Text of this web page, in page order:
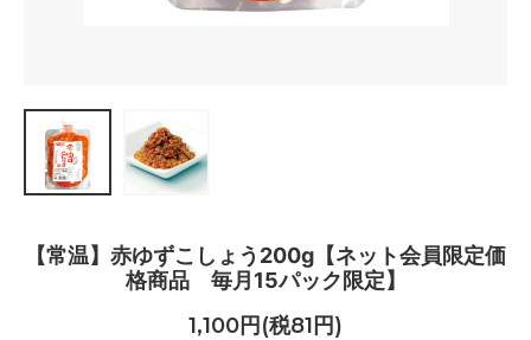
【常温】赤ゆずこしょう200g【ネット会員限定価
格商品 毎月15パック限定】
1,100円(税81円)